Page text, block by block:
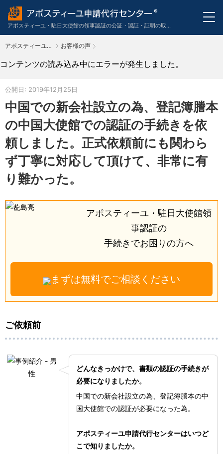
アポスティーユ・駐日大使館の領事認証の公証・認証・証明の取得申請代行のワンストップサービス。英語・スペイン語・中国語・ドイツ語・フランス語・イタリア語・韓国語の翻訳も代行。
アポスティーユ申請代行センター TOP
お客様の声
コンテンツの読み込み中にエラーが発生しました。
公開日: 2019年12月25日
中国での新会社設立の為、登記簿謄本
の中国大使館での認証の手続きを依
頼しました。正式依頼前にも関わら
ず丁寧に対応して頂けて、非常に有
り難かった。
アポスティーユ・駐日大使館領
事認証の
手続きでお困りの方へ
まずは無料でご相談ください
ご依頼前
どんなきっかけで、書類の認証の手続きが
必要になりましたか。
中国での新会社設立の為、登記簿謄本の中
国大使館での認証が必要になった為。
アポスティーユ申請代行センターはいつど
こで知りましたか。